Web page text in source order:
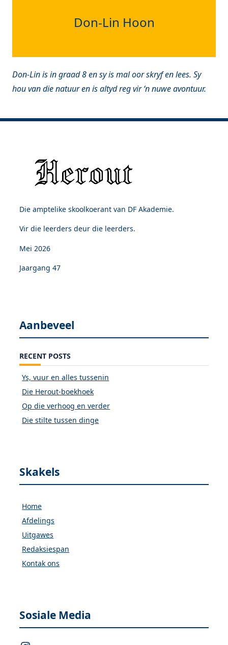
Don-Lin Hoon
Don-Lin is in graad 8 en sy is mal oor skryf en lees. Sy
hou van die natuur en is altyd reg vir ‘n nuwe avontuur.
Die amptelike skoolkoerant van DF Akademie.
Vir die leerders deur die leerders.
Mei 2026
Jaargang 47
Aanbeveel
RECENT POSTS
Ys, vuur en alles tussenin
Die Herout-boekhoek
Op die verhoog en verder
Die stilte tussen dinge
Skakels
Home
Afdelings
Uitgawes
Redaksiespan
Kontak ons
Sosiale Media